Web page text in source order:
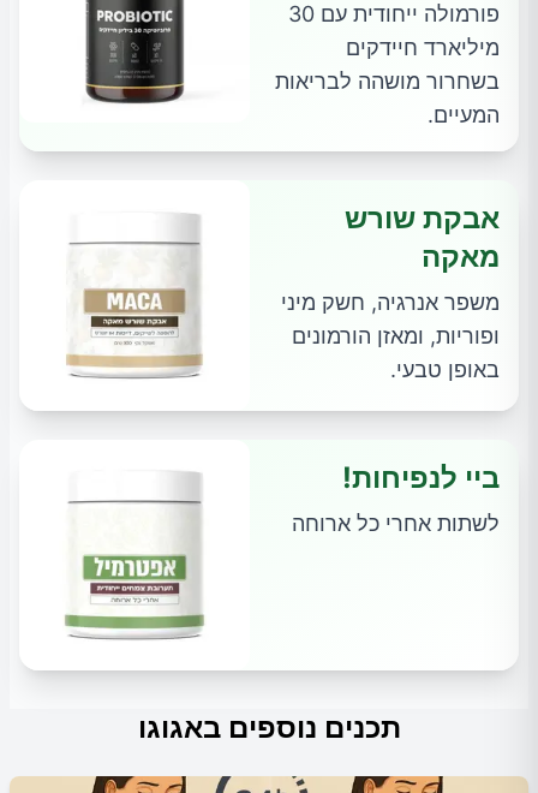
פורמולה ייחודית עם 30
מיליארד חיידקים
בשחרור מושהה לבריאות
המעיים.
אבקת שורש
מאקה
משפר אנרגיה, חשק מיני
ופוריות, ומאזן הורמונים
באופן טבעי.
ביי לנפיחות!
לשתות אחרי כל ארוחה
תכנים נוספים באגוגו